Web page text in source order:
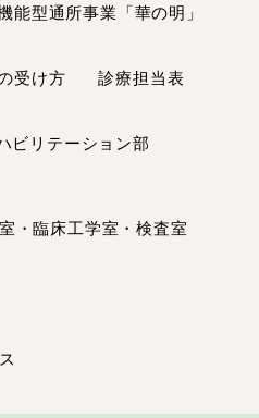
能型通所事業「華の明」
受け方 診療担当表
ビリテーション部
・臨床工学室・検査室